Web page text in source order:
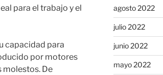
para el trabajo y el
capacidad para
por motores
molestos. De
agosto 2022
julio 2022
junio 2022
mayo 2022